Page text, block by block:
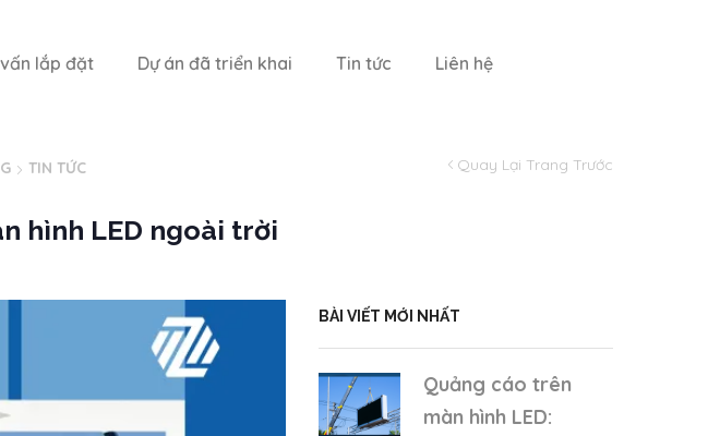
lắp đặt Dự án đã triển khai Tin tức Liên hệ
Quay Lại Trang Trước
TIN TỨC
hình LED ngoài trời
BÀI VIẾT MỚI NHẤT
Quảng cáo trên
màn hình LED: